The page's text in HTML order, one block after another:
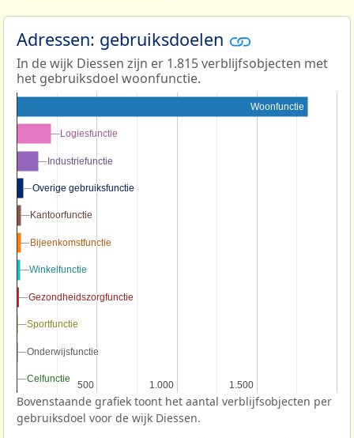
Adressen: gebruiksdoelen
In de wijk Diessen zijn er 1.815 verblijfsobjecten met
het gebruiksdoel woonfunctie.
500
500 1.000
1.000 1.500
1.500
Woonfunctie
Logiesfunctie
Logiesfunctie
Industriefunctie
Industriefunctie
Overige gebruiksfunctie
Overige gebruiksfunctie
Kantoorfunctie
Kantoorfunctie
Bijeenkomstfunctie
Bijeenkomstfunctie
Winkelfunctie
Winkelfunctie
Gezondheidszorgfunctie
Gezondheidszorgfunctie
Sportfunctie
Sportfunctie
Onderwijsfunctie
Onderwijsfunctie
Celfunctie
Celfunctie
Bovenstaande grafiek toont het aantal verblijfsobjecten per
gebruiksdoel voor de wijk Diessen.